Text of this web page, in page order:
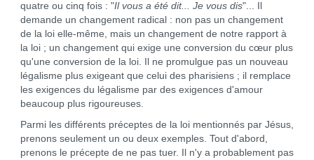
quatre ou cinq fois : "Il vous a été dit... Je vous dis"... Il
demande un changement radical : non pas un changement
de la loi elle-même, mais un changement de notre rapport à
la loi ; un changement qui exige une conversion du cœur plus
qu'une conversion de la loi. Il ne promulgue pas un nouveau
légalisme plus exigeant que celui des pharisiens ; il remplace
les exigences du légalisme par des exigences d'amour
beaucoup plus rigoureuses.
Parmi les différents préceptes de la loi mentionnés par Jésus,
prenons seulement un ou deux exemples. Tout d'abord,
prenons le précepte de ne pas tuer. Il n'y a probablement pas